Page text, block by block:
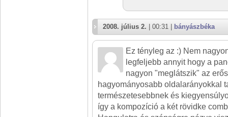
2008. július 2. | 00:31 | bányászbéka
Ez tényleg az :) Nem
legfeljebb annyit hogy a
nagyon "meglátszik" az
hagyományosabb oldalarányokkal
természetesebbnek és
így a kompozíció a két rövidke